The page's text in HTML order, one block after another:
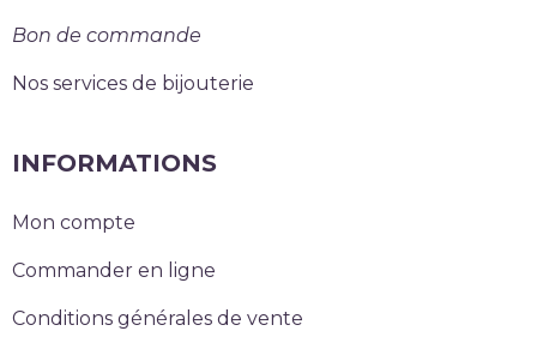
Bon de commande
Nos services de bijouterie
INFORMATIONS
Mon compte
Commander en ligne
Conditions générales de vente